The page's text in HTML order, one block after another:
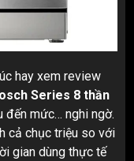
hay xem review
Series 8 thần
đến mức… nghi ngờ.
cả chục triệu so với
gian dùng thực tế